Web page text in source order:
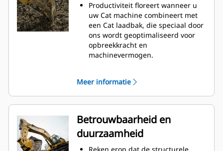
Productiviteit floreert wanneer u
uw Cat machine combineert met
een Cat laadbak, die speciaal door
ons wordt geoptimaliseerd voor
opbreekkracht en
machinevermogen.
materiaalstroom in de laadbak. De
extra ruimte voor de hiel zorgt
ervoor dat de bodem van de
laadbak niet blijft slepen,
waardoor de onderhoudskosten
worden verminderd.
Het brandstofverbruik is het
Meer informatie
Betrouwbaarheid en
duurzaamheid